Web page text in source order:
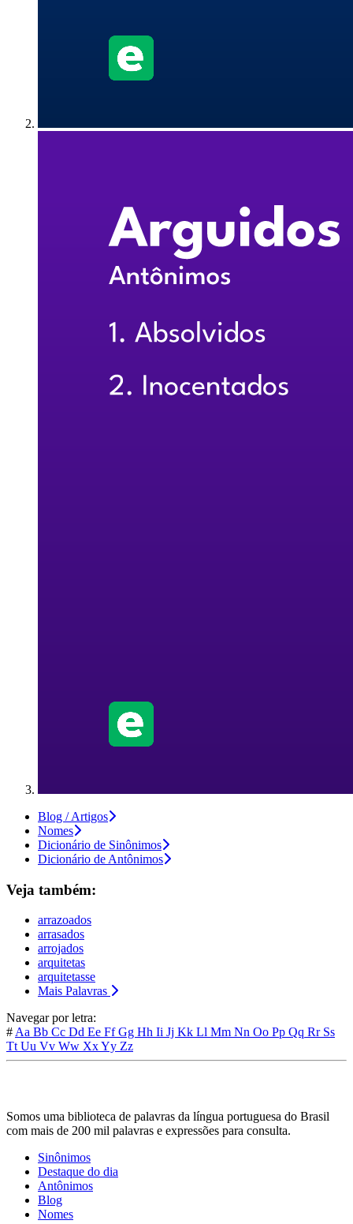
Blog / Artigos
Nomes
Dicionário de Sinônimos
Dicionário de Antônimos
Veja também:
arrazoados
arrasados
arrojados
arquitetas
arquitetasse
Mais Palavras
Navegar por letra:
#Aa Bb Cc Dd Ee FfGg Hh Ii Jj Kk Ll Mm Nn Oo Pp Qq Rr Ss
TtUu Vv Ww XxYy Zz
Somos uma biblioteca de palavras da língua portuguesa do Brasil
com mais de 200 mil palavras e expressões para consulta.
Sinônimos
Destaque do dia
Antônimos
Blog
Nomes